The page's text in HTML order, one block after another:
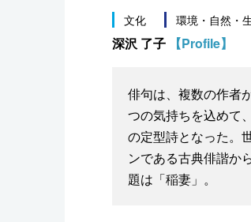
文化 環境・自然・
深沢 了子 【Profile】
俳句は、複数の作者
つの気持ちを込めて
の定型詩となった。
ンである古典俳諧か
題は「稲妻」。